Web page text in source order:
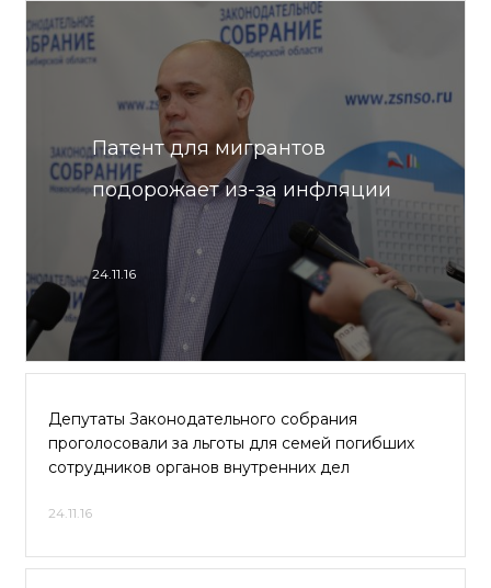
Патент для мигрантов
подорожает из-за инфляции
24.11.16
Депутаты Законодательного собрания
проголосовали за льготы для семей погибших
сотрудников органов внутренних дел
24.11.16